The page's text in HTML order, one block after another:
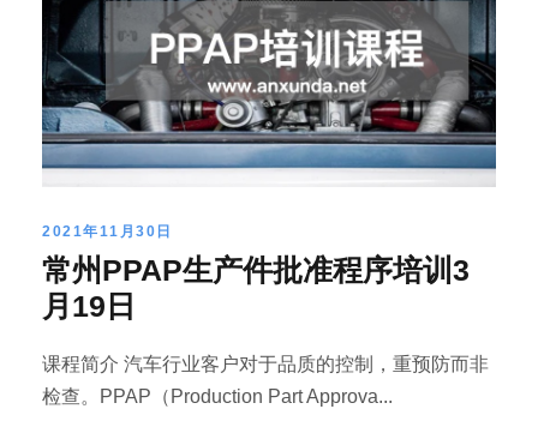
2021年11月30日
常州PPAP生产件批准程序培训3
月19日
课程简介 汽车行业客户对于品质的控制，重预防而非
检查。PPAP（Production Part Approva...